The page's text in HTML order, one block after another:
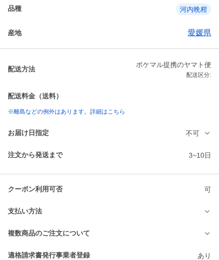
品種 河内晩柑
産地 愛媛県
配送方法
ポケマル提携のヤマト便
配送区分:
配送料金（送料）
※離島などの例外はあります。詳細はこちら
お届け日指定 不可
注文から発送まで 3~10日
クーポン利用可否 可
支払い方法
複数商品のご注文について
適格請求書発行事業者登録 あり